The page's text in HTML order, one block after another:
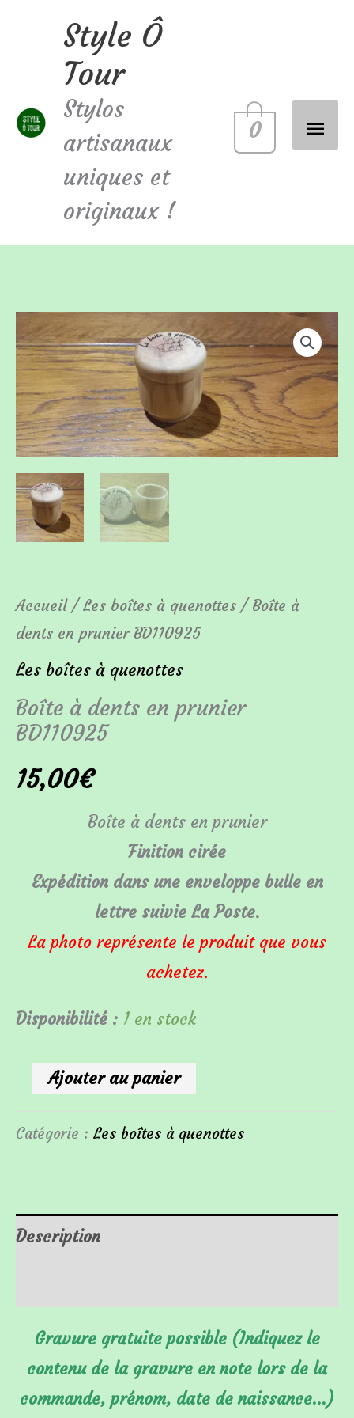
Style Ô
Tour
Stylos
artisanaux
uniques et
originaux !
0
Accueil/Les boîtes à quenottes / Boîte à
dents en prunier BD110925
Les boîtes à quenottes
Boîte à dents en prunier
BD110925
15,00€
Boîte à dents en prunier
Finition cirée
Expédition dans une enveloppe bulle en
lettre suivie La Poste.
La photo représente le produit que vous
achetez.
Disponibilité : 1 en stock
quantité
de
Boîte
à
dents
en
prunier
BD110925
Ajouter au panier
Catégorie : Les boîtes à quenottes
Description
Gravure gratuite possible (Indiquez le
contenu de la gravure en note lors de la
commande, prénom, date de naissance…)